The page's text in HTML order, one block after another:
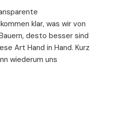
klar, was wir von
desto besser sind
Art Hand in Hand. Kurz
wiederum uns